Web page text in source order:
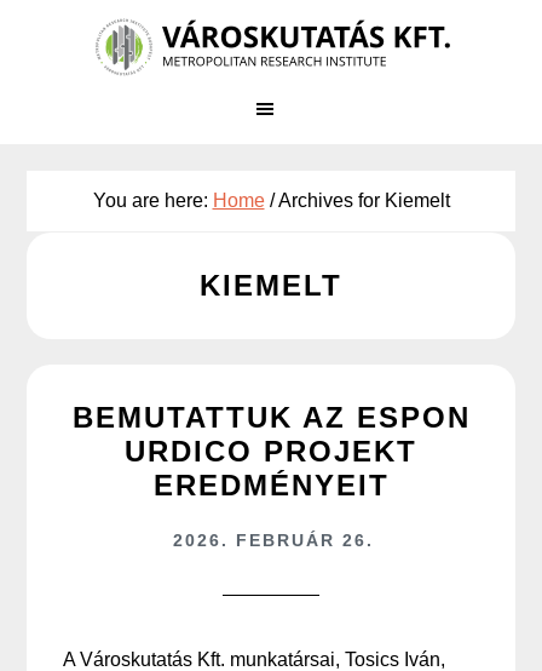
You are here: Home /Archives for Kiemelt
KIEMELT
BEMUTATTUK AZ ESPON
URDICO PROJEKT
EREDMÉNYEIT
2026. FEBRUÁR 26.
A Városkutatás Kft. munkatársai, Tosics Iván,